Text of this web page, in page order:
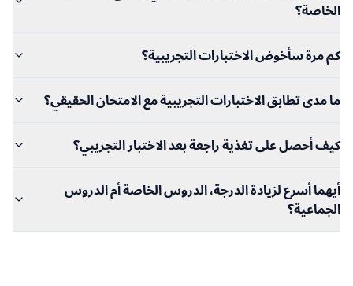
الخاصة؟
كم مرة سأخوض الاختبارات التجريبية؟
ما مدى تطابق الاختبارات التجريبية مع الامتحان الحقيقي؟
كيف أحصل على تغذية راجعة بعد الاختبار التجريبي؟
أيهما أسرع لزيادة الدرجة، الدروس الخاصة أم الدروس
الجماعية؟